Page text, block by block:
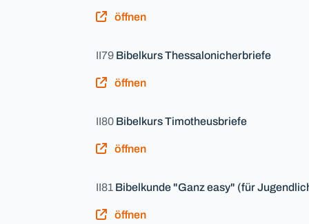
öffnen
II79 Bibelkurs Thessalonicherbriefe
öffnen
II80 Bibelkurs Timotheusbriefe
öffnen
II81 Bibelkunde "Ganz easy" (für
öffnen